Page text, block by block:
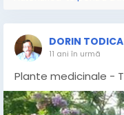
DORIN TODICA
11 ani în urmă
Plante medicinale -